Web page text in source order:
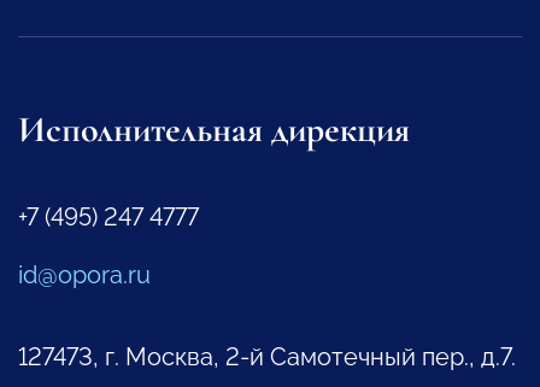
Исполнительная дирекция
+7 (495) 247 4777
id@opora.ru
127473, г. Москва, 2-й Самотечный пер., д.7.